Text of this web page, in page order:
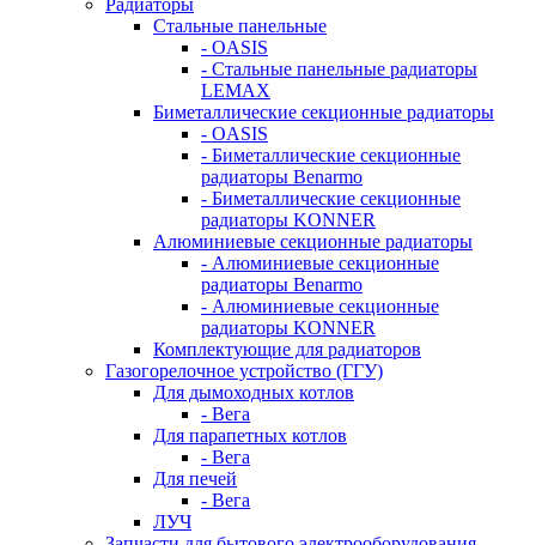
Радиаторы
Стальные панельные
- OASIS
- Стальные панельные радиаторы
LEMAX
Биметаллические секционные радиаторы
- OASIS
- Биметаллические секционные
радиаторы Benarmo
- Биметаллические секционные
радиаторы KONNER
Алюминиевые секционные радиаторы
- Алюминиевые секционные
радиаторы Benarmo
- Алюминиевые секционные
радиаторы KONNER
Комплектующие для радиаторов
Газогорелочное устройство (ГГУ)
Для дымоходных котлов
- Вега
Для парапетных котлов
- Вега
Для печей
- Вега
ЛУЧ